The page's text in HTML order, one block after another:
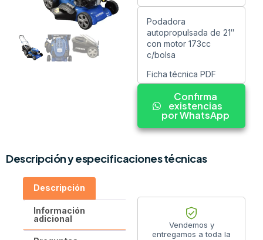
Podadora
autopropulsada de 21″
con motor 173cc
c/bolsa
Ficha técnica PDF
Confirma
existencias
por WhatsApp
Descripción y especificaciones técnicas
Descripción
Información
adicional
Vendemos y
entregamos a toda la